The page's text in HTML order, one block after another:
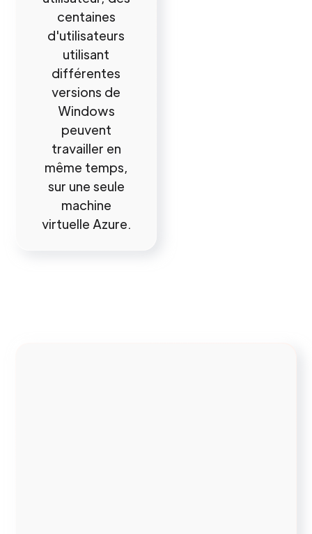
centaines
d'utilisateurs
utilisant
différentes
versions de
Windows
peuvent
travailler en
même temps,
sur une seule
machine
virtuelle Azure.